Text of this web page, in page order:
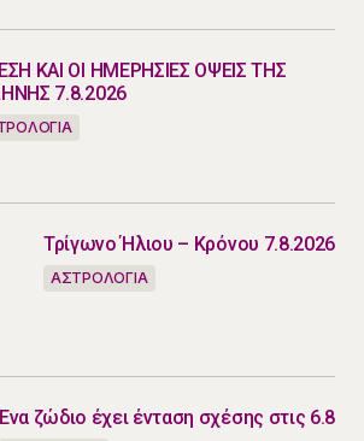
ΚΑΙ ΟΙ ΗΜΕΡΗΣΙΕΣ ΟΨΕΙΣ ΤΗΣ
7.8.2026
Τρίγωνο Ήλιου – Κρόνου 7.8.2026
ΑΣΤΡΟΛΟΓΙΑ
ζώδιο έχει ένταση σχέσης στις 6.8